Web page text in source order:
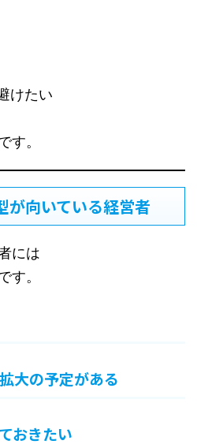
けたい
す。
向いている経営者
には
す。
大の予定がある
おきたい